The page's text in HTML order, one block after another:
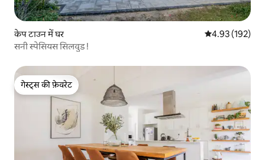
केप टाउन में घर औसत रेटिंग 5 में से
4.93 (192)
सनी स्पेसियस सिलवुड !
गेस्ट्स की फ़ेवरेट
गेस्ट्स की फ़ेवरेट